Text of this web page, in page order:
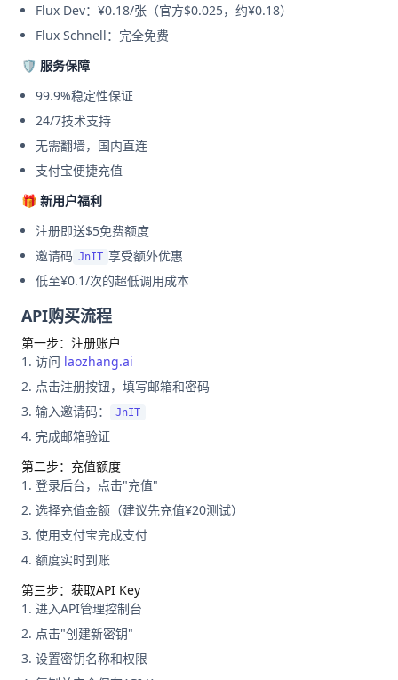
Flux Dev：¥0.18/张（官方$0.025，约¥0.18）
Flux Schnell：完全免费
🛡️ 服务保障
99.9%稳定性保证
24/7技术支持
无需翻墙，国内直连
支付宝便捷充值
🎁 新用户福利
注册即送$5免费额度
邀请码 JnIT 享受额外优惠
低至¥0.1/次的超低调用成本
API购买流程
第一步：注册账户
访问 laozhang.ai
点击注册按钮，填写邮箱和密码
输入邀请码：
JnIT
完成邮箱验证
第二步：充值额度
登录后台，点击"充值"
选择充值金额（建议先充值¥20测试）
使用支付宝完成支付
额度实时到账
第三步：获取API Key
进入API管理控制台
点击"创建新密钥"
设置密钥名称和权限